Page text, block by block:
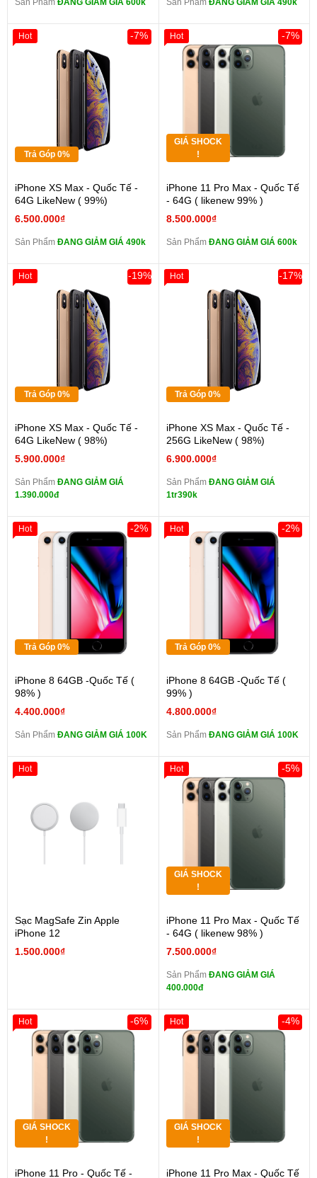
Sản Phẩm ĐANG GIẢM GIÁ 600k Sản Phẩm ĐANG GIẢM GIÁ 490k
Trả Góp 0%
iPhone XS Max - Quốc Tế -
64G LikeNew ( 99%)
6.500.000₫
-7%
Sản Phẩm ĐANG GIẢM GIÁ 490k
Hot
GIÁ SHOCK
!
iPhone 11 Pro Max - Quốc Tế
- 64G ( likenew 99% )
8.500.000₫
-7%
Sản Phẩm ĐANG GIẢM GIÁ 600k
Hot
Trả Góp 0%
iPhone XS Max - Quốc Tế -
64G LikeNew ( 98%)
5.900.000₫
-19%
Sản Phẩm ĐANG GIẢM GIÁ
1.390.000đ
Hot
Trả Góp 0%
iPhone XS Max - Quốc Tế -
256G LikeNew ( 98%)
6.900.000₫
-17%
Sản Phẩm ĐANG GIẢM GIÁ
1tr390k
Hot
Trả Góp 0%
iPhone 8 64GB -Quốc Tế (
98% )
4.400.000₫
-2%
Sản Phẩm ĐANG GIẢM GIÁ 100K
Hot
Trả Góp 0%
iPhone 8 64GB -Quốc Tế (
99% )
4.800.000₫
-2%
Sản Phẩm ĐANG GIẢM GIÁ 100K
Hot
Sạc MagSafe Zin Apple
iPhone 12
1.500.000₫
Hot
GIÁ SHOCK
!
iPhone 11 Pro Max - Quốc Tế
- 64G ( likenew 98% )
7.500.000₫
-5%
Sản Phẩm ĐANG GIẢM GIÁ
400.000đ
Hot
GIÁ SHOCK
!
iPhone 11 Pro - Quốc Tế -
-6%
Hot
GIÁ SHOCK
!
iPhone 11 Pro Max - Quốc Tế
-4%
Hot